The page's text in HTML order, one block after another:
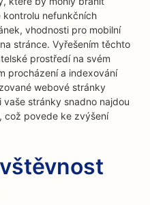
nefunkčních
vhodnosti pro mobilní
stránce. Vyřešením těchto
prostředí na svém
procházení a indexování
webové stránky
stránky snadno najdou
což povede ke zvýšení